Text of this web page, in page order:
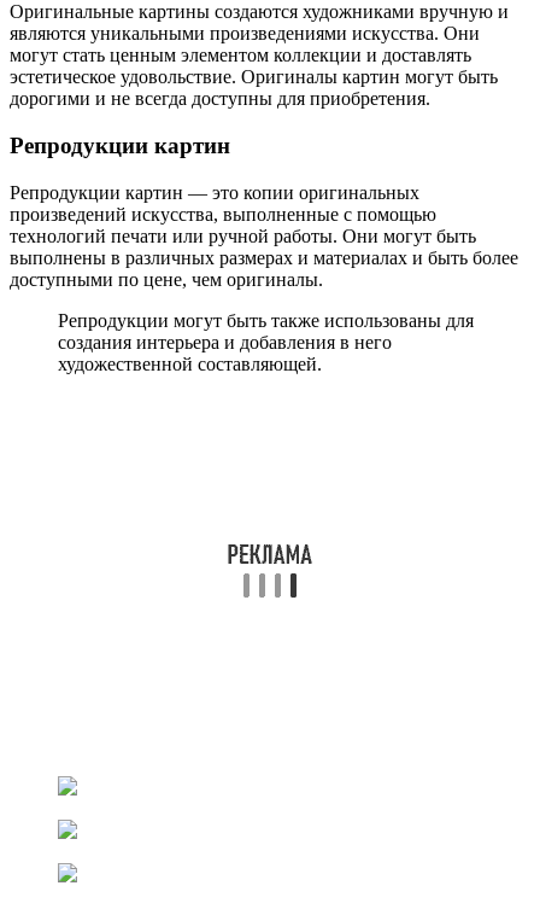
Оригинальные картины создаются художниками вручную и
являются уникальными произведениями искусства. Они
могут стать ценным элементом коллекции и доставлять
эстетическое удовольствие. Оригиналы картин могут быть
дорогими и не всегда доступны для приобретения.
Репродукции картин
Репродукции картин — это копии оригинальных
произведений искусства, выполненные с помощью
технологий печати или ручной работы. Они могут быть
выполнены в различных размерах и материалах и быть более
доступными по цене, чем оригиналы.
Репродукции могут быть также использованы для
создания интерьера и добавления в него
художественной составляющей.